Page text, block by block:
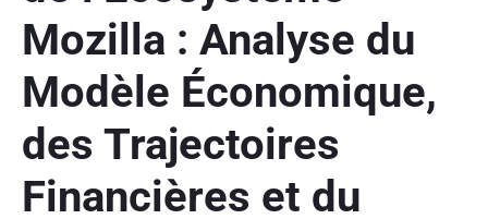
Mozilla : Analyse du
Modèle Économique,
des Trajectoires
Financières et du